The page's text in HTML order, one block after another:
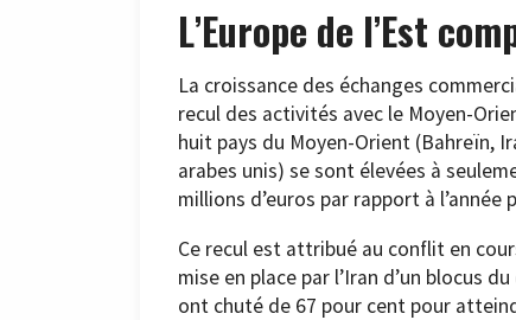
L’Europe de l’Est
La croissance des échanges
recul des activités avec le Moyen-
huit pays du Moyen-Orient (Bahreïn,
arabes unis) se sont élevées à
millions d’euros par rapport à l’année
Ce recul est attribué au conflit en
mise en place par l’Iran d’un blocus
ont chuté de 67 pour cent pour